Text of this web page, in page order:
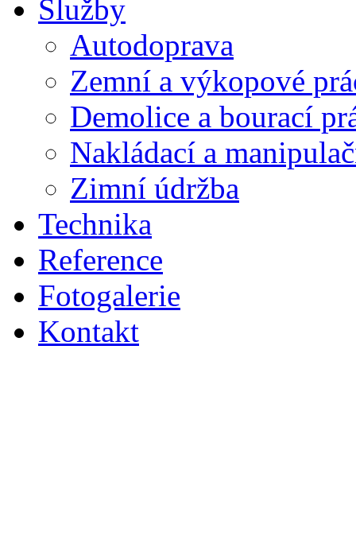
Služby
Autodoprava
Zemní a výkopové
Demolice a bourací
Nakládací a
Zimní údržba
Technika
Reference
Fotogalerie
Kontakt